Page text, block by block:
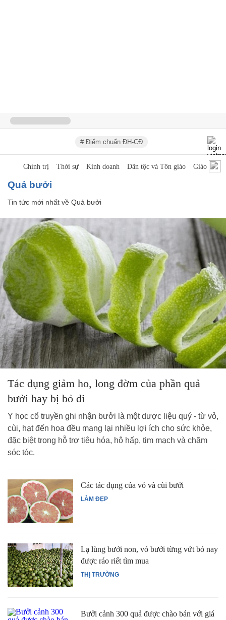
# Điểm chuẩn ĐH-CĐ
Chính trị Thời sự Kinh doanh Dân tộc và Tôn giáo Giáo dục
Quả bưởi
Tin tức mới nhất về Quả bưởi
Tác dụng giảm ho, long đờm của phần quả
bưởi hay bị bỏ đi
Y học cổ truyền ghi nhận bưởi là một dược liệu quý - từ vỏ,
cùi, hạt đến hoa đều mang lại nhiều lợi ích cho sức khỏe,
đặc biệt trong hỗ trợ tiêu hóa, hô hấp, tim mạch và chăm
sóc tóc.
LÀM ĐẸP
Các tác dụng của vỏ và cùi bưởi
THỊ TRƯỜNG
Lạ lùng bưởi non, vỏ bưởi từng vứt bỏ nay
được ráo riết tìm mua
Bưởi cảnh 300 quả được chào bán với giá